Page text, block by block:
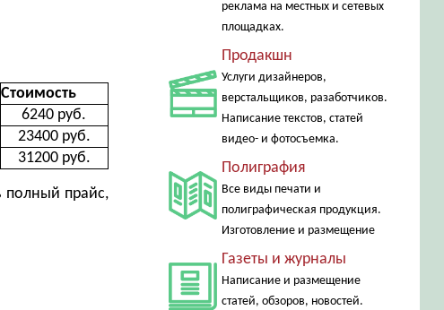
Стоимость
6240 руб.
23400 руб.
31200 руб.
полный прайс,
реклама на местных и сетевых
площадках.
Продакшн
Услуги дизайнеров,
верстальщиков, разаботчиков.
Написание текстов, статей
видео- и фотосъемка.
Полиграфия
Все виды печати и
полиграфическая продукция.
Изготовление и размещение
Газеты и журналы
Написание и размещение
статей, обзоров, новостей.